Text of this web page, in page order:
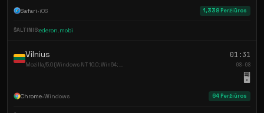
Safari•iOS 1,338 Peržiūros
ŠALTINIS:ederon.mobi
Vilnius
Mozilla/5.0 (Windows NT 10.0; Win64; ...
01:31
08-08
🖥️
Chrome•Windows 64 Peržiūros